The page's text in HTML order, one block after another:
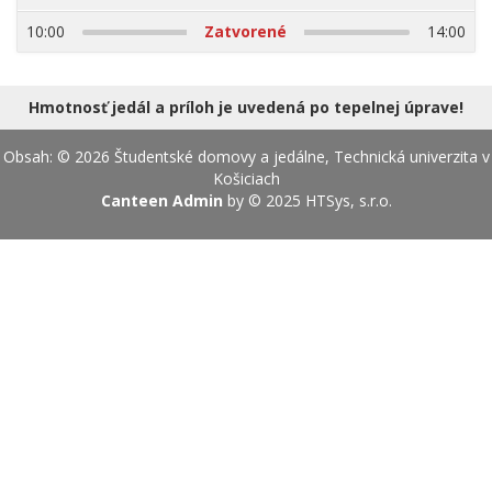
17.08.2026
10:00 Zatvorené 14:00
Hmotnosť jedál a príloh je uvedená po tepelnej úprave!
Obsah: © 2026 Študentské domovy a jedálne, Technická univerzita v
Košiciach
Canteen Admin by © 2025 HTSys, s.r.o.